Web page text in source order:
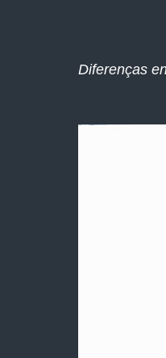
Diferenças